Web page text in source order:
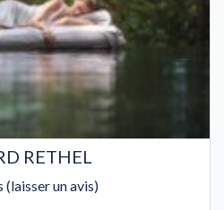
RETHEL
(laisser un avis)